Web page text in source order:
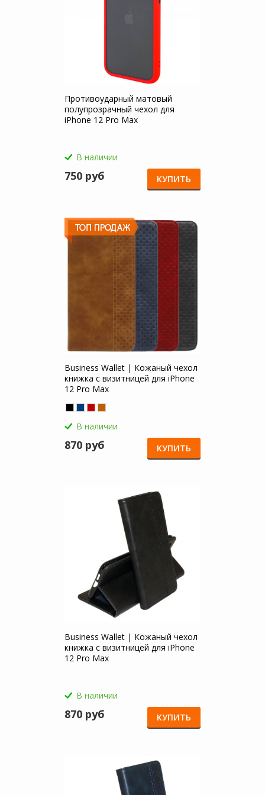
Противоударный матовый
полупрозрачный чехол для
iPhone 12 Pro Max
В наличии
750 руб КУПИТЬ
Business Wallet | Кожаный чехол
книжка с визитницей для iPhone
12 Pro Max
В наличии
870 руб КУПИТЬ
Business Wallet | Кожаный чехол
книжка с визитницей для iPhone
12 Pro Max
В наличии
870 руб КУПИТЬ